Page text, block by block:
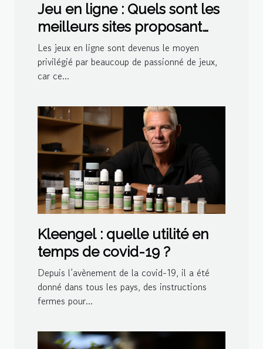
Jeu en ligne : Quels sont les
meilleurs sites proposant
des jeux de belote ?
Les jeux en ligne sont devenus le moyen
privilégié par beaucoup de passionné de jeux,
car ce...
Kleengel : quelle utilité en
temps de covid-19 ?
Depuis l’avènement de la covid-19, il a été
donné dans tous les pays, des instructions
fermes pour...